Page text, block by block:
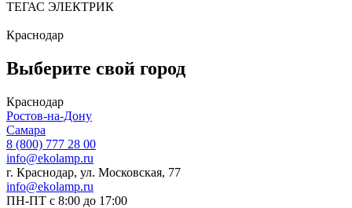
ТЕГАС ЭЛЕКТРИК
Краснодар
Выберите свой город
Краснодар
Ростов-на-Дону
Самара
8 (800) 777 28 00
info@ekolamp.ru
г. Краснодар, ул. Московская, 77
info@ekolamp.ru
ПН-ПТ с 8:00 до 17:00